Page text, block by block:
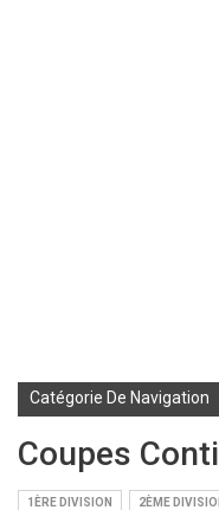
Catégorie De Navigation
Coupes
1ÈRE DIVISION 2ÈME